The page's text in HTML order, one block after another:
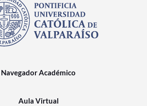
Navegador Académico
Aula Virtual